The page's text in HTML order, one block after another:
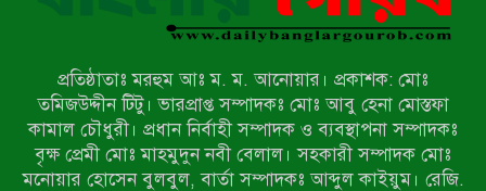
নন্দীগ্রামে সরকারি খাস জমির রাস্তা দখল,
চলাচলে চরম দুর্ভোগ; ইউএনওর হস্তক্ষেপ
নাটোরের পাটুলে পানিতে ডুবে নন্দীগ্রামের
স্কুলছাত্রের মর্মান্তিক মৃত্যু
প্রতিষ্ঠাতাঃ মরহুম আঃ ম. ম. আনোয়ার। প্রকাশক: মোঃ
তমিজউদ্দীন টিটু। ভারপ্রাপ্ত সম্পাদকঃ মোঃ আবু হেনা মোস্তফা
কামাল চৌধুরী। প্রধান নির্বাহী সম্পাদক ও ব্যবস্থাপনা সম্পাদকঃ
বৃক্ষ প্রেমী মোঃ মাহমুদুন নবী বেলাল। সহকারী সম্পাদক মোঃ
মনোয়ার হোসেন বুলবুল, বার্তা সম্পাদকঃ আব্দুল কাইয়ুম। রেজি.